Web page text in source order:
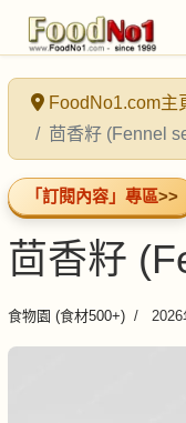
FoodNo1.com主
茴香籽 (Fennel
「訂閱內容」專區>>
茴香籽
食物園 (食材500+) 2026